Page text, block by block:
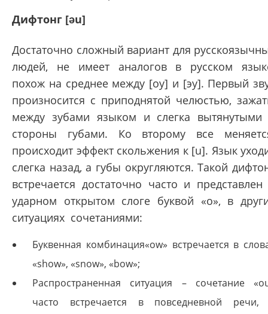
Дифтонг [əu]
Достаточно сложный вариант для
людей, не имеет аналогов в русском
похож на среднее между [оу] и [эу]. Первый
произносится с приподнятой челюстью,
между зубами языком и слегка вытянутыми
стороны губами. Ко второму все
происходит эффект скольжения к [u]. Язык
слегка назад, а губы округляются. Такой
встречается достаточно часто и
ударном открытом слоге буквой «о», в
ситуациях сочетаниями:
Буквенная комбинация«ow» встречается в
«show», «snow», «bow»;
Распространенная ситуация – сочетание
часто встречается в повседневной речи,